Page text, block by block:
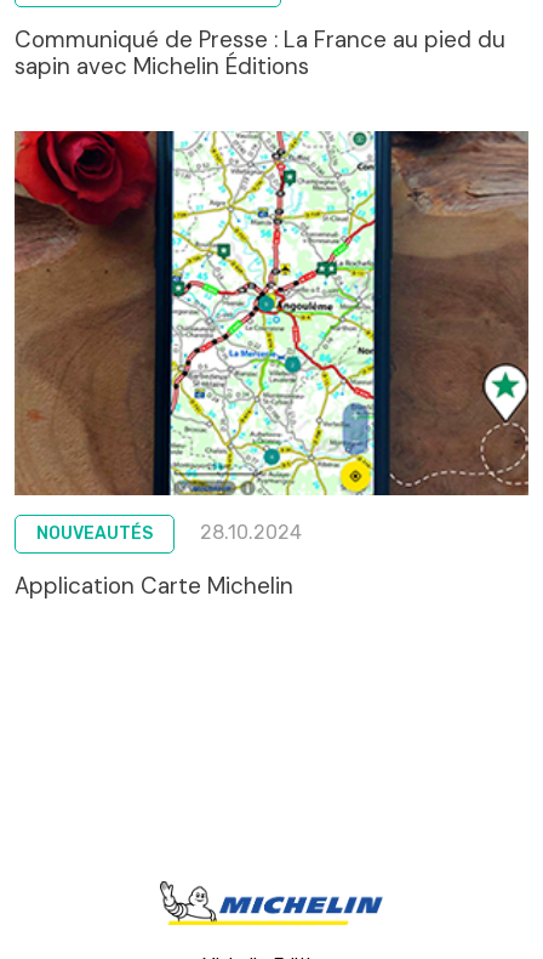
Communiqué de Presse : La France au pied du
sapin avec Michelin Éditions
NOUVEAUTÉS 28.10.2024
Application Carte Michelin